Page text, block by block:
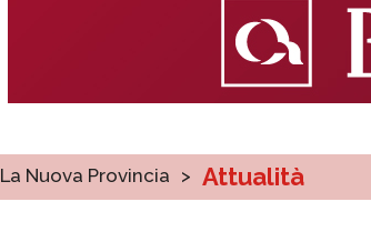
La Nuova Provincia > Attualità